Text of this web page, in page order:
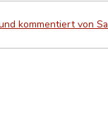
kommentiert von